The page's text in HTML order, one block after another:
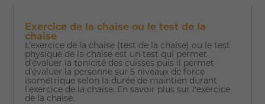
Exercice de la chaise ou le test de la
chaise
L’exercice de la chaise (test de la chaise) ou le test
physique de la chaise est un test qui permet
d’évaluer la tonicité des cuisses puis il permet
d’évaluer la personne sur 5 niveaux de force
isométrique selon la durée de maintien durant
l’exercice de la chaise. En savoir plus sur l'exercice
de la chaise.